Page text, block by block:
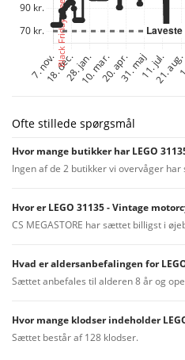
Ofte stillede spørgsmål
Hvor mange butikker har LEGO
Ingen af de 2 butikker vi overvåger
Hvor er LEGO 31135 - Vintage
CS MEGASTORE har sættet billigst i
Hvad er aldersanbefalingen for
Sættet anbefales til alderen 8 år og
Hvor mange klodser indeholder
Sættet består af 128 klodser.